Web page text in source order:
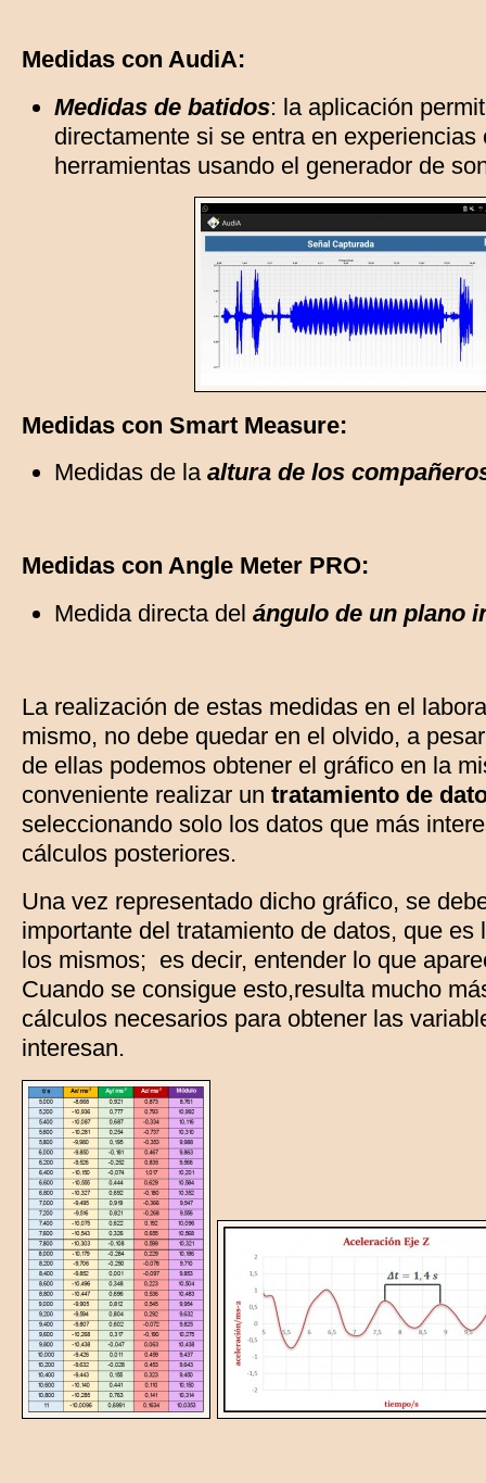
Medidas con AudiA:
Medidas de batidos: la aplicación
directamente si se entra en experiencias
herramientas usando el generador de
Medidas con Smart Measure:
Medidas de la altura de los
Medidas con Angle Meter PRO:
Medida directa del ángulo de un plano
La realización de estas medidas en el
mismo, no debe quedar en el olvido, a
de ellas podemos obtener el gráfico en la
conveniente realizar un tratamiento de
seleccionando solo los datos que más
cálculos posteriores.
Una vez representado dicho gráfico, se
importante del tratamiento de datos, que es
los mismos; es decir, entender lo que
Cuando se consigue esto,resulta mucho
cálculos necesarios para obtener las
interesan.